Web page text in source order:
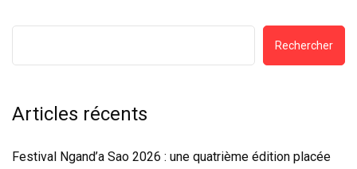
Rechercher
Articles récents
Festival Ngand’a Sao 2026 : une quatrième édition placée